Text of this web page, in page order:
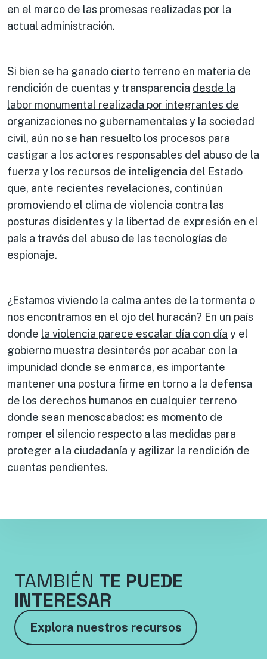
en el marco de las promesas realizadas por la
actual administración.
Si bien se ha ganado cierto terreno en materia de
rendición de cuentas y transparencia desde la
labor monumental realizada por integrantes de
organizaciones no gubernamentales y la sociedad
civil, aún no se han resuelto los procesos para
castigar a los actores responsables del abuso de la
fuerza y los recursos de inteligencia del Estado
que, ante recientes revelaciones, continúan
promoviendo el clima de violencia contra las
posturas disidentes y la libertad de expresión en el
país a través del abuso de las tecnologías de
espionaje.
¿Estamos viviendo la calma antes de la tormenta o
nos encontramos en el ojo del huracán? En un país
donde la violencia parece escalar día con día y el
gobierno muestra desinterés por acabar con la
impunidad donde se enmarca, es importante
mantener una postura firme en torno a la defensa
de los derechos humanos en cualquier terreno
donde sean menoscabados: es momento de
romper el silencio respecto a las medidas para
proteger a la ciudadanía y agilizar la rendición de
cuentas pendientes.
TAMBIÉN TE PUEDE
INTERESAR
Explora nuestros recursos